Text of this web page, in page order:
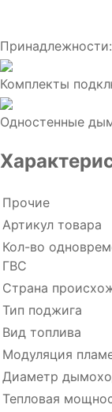
Принадлежности:
Комплекты
Одностенные
Прочие
Артикул товара
Кол-во
ГВС
Страна
Тип поджига
Вид топлива
Модуляция
Диаметр
Тепловая